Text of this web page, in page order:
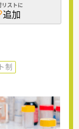
リストに
追加
制